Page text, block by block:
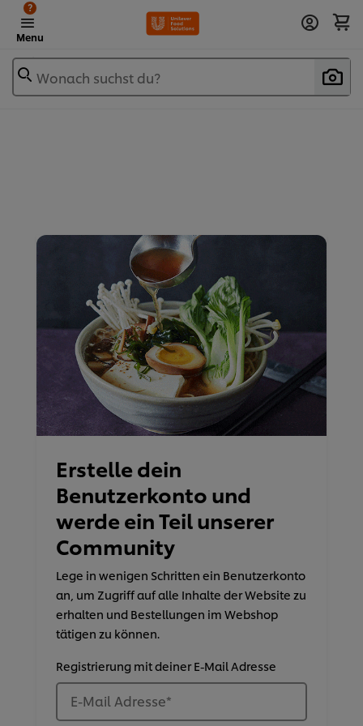
Menu
?
Wonach suchst du?
Erstelle dein
Benutzerkonto und
werde ein Teil unserer
Community
Lege in wenigen Schritten ein Benutzerkonto
an, um Zugriff auf alle Inhalte der Website zu
erhalten und Bestellungen im Webshop
tätigen zu können.
Registrierung mit deiner E-Mail Adresse
E-Mail Adresse*